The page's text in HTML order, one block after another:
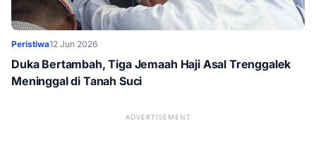
Peristiwa12 Jun 2026
Duka Bertambah, Tiga Jemaah Haji Asal Trenggalek
Meninggal di Tanah Suci
ADVERTISEMENT